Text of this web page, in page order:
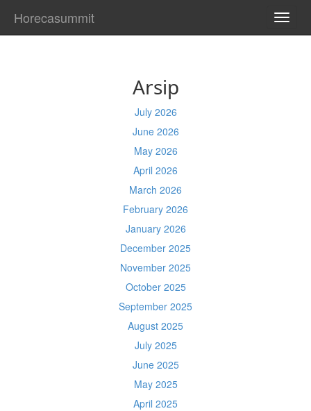
Horecasummit
Arsip
July 2026
June 2026
May 2026
April 2026
March 2026
February 2026
January 2026
December 2025
November 2025
October 2025
September 2025
August 2025
July 2025
June 2025
May 2025
April 2025